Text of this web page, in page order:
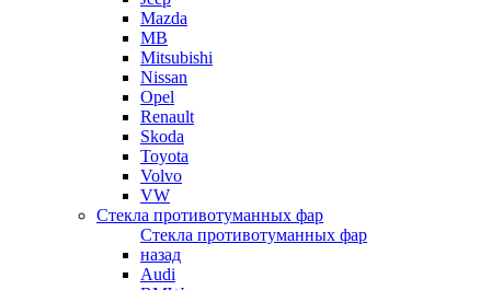
Mazda
MB
Mitsubishi
Nissan
Opel
Renault
Skoda
Toyota
Volvo
VW
Стекла противотуманных фар
Стекла противотуманных фар
назад
Audi